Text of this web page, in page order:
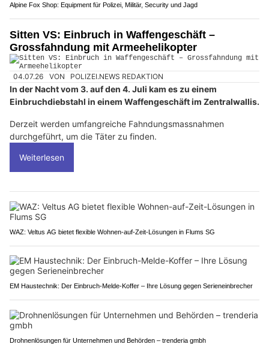
Alpine Fox Shop: Equipment für Polizei, Militär, Security und Jagd
Sitten VS: Einbruch in Waffengeschäft –
Grossfahndung mit Armeehelikopter
04.07.26 VON POLIZEI.NEWS REDAKTION
In der Nacht vom 3. auf den 4. Juli kam es zu einem
Einbruchdiebstahl in einem Waffengeschäft im Zentralwallis.
Derzeit werden umfangreiche Fahndungsmassnahmen
durchgeführt, um die Täter zu finden.
Weiterlesen
WAZ: Veltus AG bietet flexible Wohnen-auf-Zeit-Lösungen in Flums SG
EM Haustechnik: Der Einbruch-Melde-Koffer – Ihre Lösung gegen Serieneinbrecher
Drohnenlösungen für Unternehmen und Behörden – trenderia gmbh